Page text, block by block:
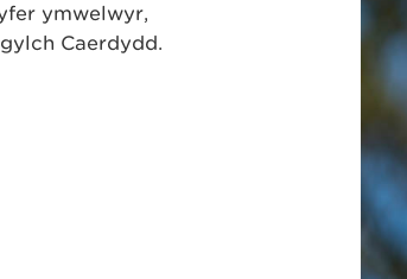
ymwelwyr,
Caerdydd.